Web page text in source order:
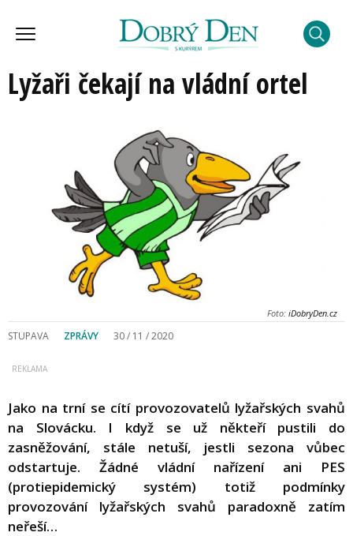
Lyžaři čekají na vládní ortel
Foto: iDobryDen.cz
STUPAVA ZPRÁVY 30 / 11 / 2020
Jako na trní se cítí provozovatelů lyžařských svahů
na Slovácku. I když se už někteří pustili do
zasněžování, stále netuší, jestli sezona vůbec
odstartuje. Žádné vládní nařízení ani PES
(protiepidemický systém) totiž podmínky
provozování lyžařských svahů paradoxně zatím
neřeší…